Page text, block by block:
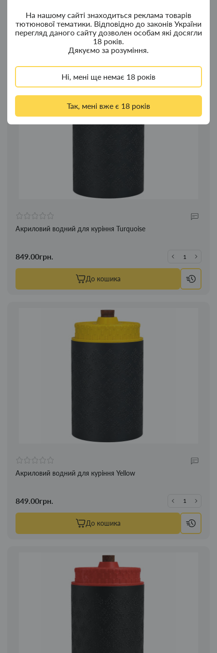
На нашому сайті знаходиться реклама товарів
тютюнової тематики. Відповідно до законів України
перегляд даного сайту дозволен особам які досягли
18 років.
Дякуємо за розуміння.
Ні, мені ще немає 18 років
Так, мені вже є 18 років
1699.00грн.
До кошика
Акриловий водний для куріння Turquoise
849.00грн.
До кошика
Акриловий водний для куріння Yellow
849.00грн.
До кошика